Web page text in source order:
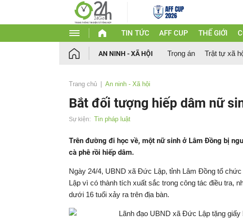
TIN TỨC AFF CUP THẾ GIỚI
AN NINH - XÃ HỘI Trọng án Trật tự xã
Trang chủ An ninh - Xã hội
Bắt đối tượng hiếp dâm nữ
Sự kiện: Tin pháp luật
Trên đường đi học về, một nữ sinh ở Lâm Đồng bị
cà phê rồi hiếp dâm.
Ngày 24/4, UBND xã Đức Lập, tỉnh Lâm Đồng tổ
Lập vì có thành tích xuất sắc trong công tác điều tra,
dưới 16 tuổi xảy ra trên địa bàn.